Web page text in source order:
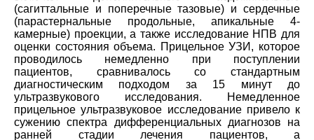
(сагиттальные и поперечные тазовые) и сердечные
(парастернальные продольные, апикальные 4-
камерные) проекции, а также исследование НПВ для
оценки состояния объема. Прицельное УЗИ, которое
проводилось немедленно при поступлении
пациентов, сравнивалось со стандартным
диагностическим подходом за 15 минут до
ультразвукового исследования. Немедленное
прицельное ультразвуковое исследование привело к
сужению спектра дифференциальных диагнозов на
ранней стадии лечения пациентов, а